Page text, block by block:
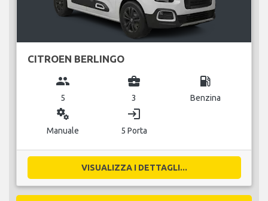
CITROEN BERLINGO
group
5
business_center
3
local_gas_station
Benzina
miscellaneous_services
Manuale
login
5 Porta
VISUALIZZA I DETTAGLI...